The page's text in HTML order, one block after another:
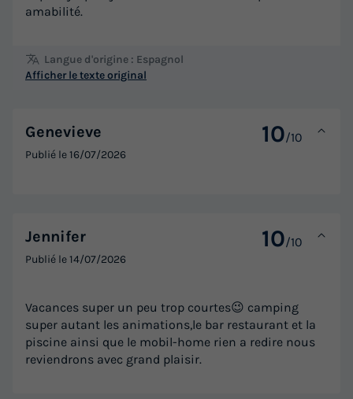
MOBILHOME 4 personnes - HELIA SMART
Climatisation Cafetière
du05/09/2026
647,92 €
Voir les logements
amabilité.
Langue d'origine : Espagnol
Afficher le texte original
Genevieve 10/10
Publié le16/07/2026
Jennifer 10/10
Publié le14/07/2026
Vacances super un peu trop courtes😉 camping
super autant les animations,le bar restaurant et la
piscine ainsi que le mobil-home rien a redire nous
reviendrons avec grand plaisir.